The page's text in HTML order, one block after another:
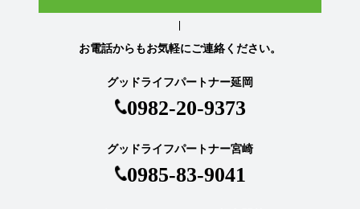
お電話からもお気軽にご連絡ください。
グッドライフパートナー延岡
0982-20-9373
グッドライフパートナー宮崎
0985-83-9041